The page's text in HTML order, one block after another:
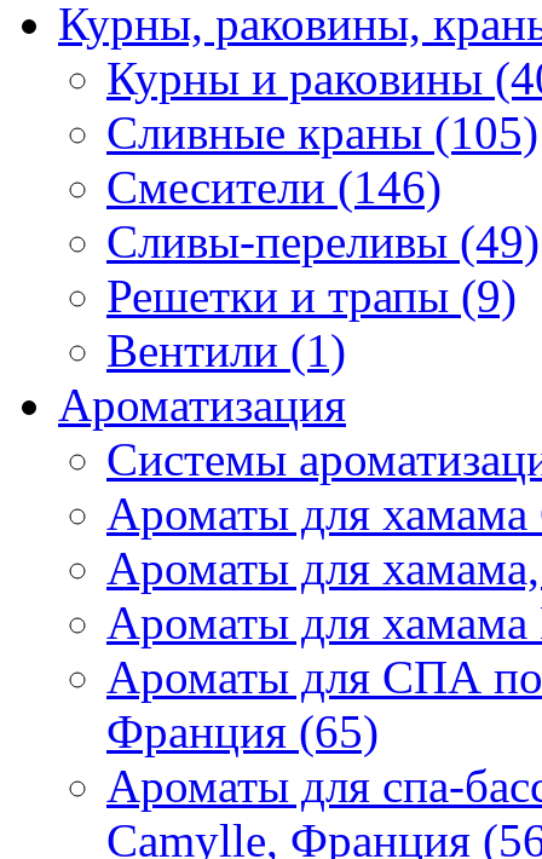
Курны, раковины,
Курны и раковины
Сливные краны (105)
Смесители (146)
Сливы-переливы (49)
Решетки и трапы (9)
Вентили (1)
Ароматизация
Системы
Ароматы для
Ароматы для
Ароматы для
Ароматы для СПА
Франция (65)
Ароматы для спа-
Camylle, Франция